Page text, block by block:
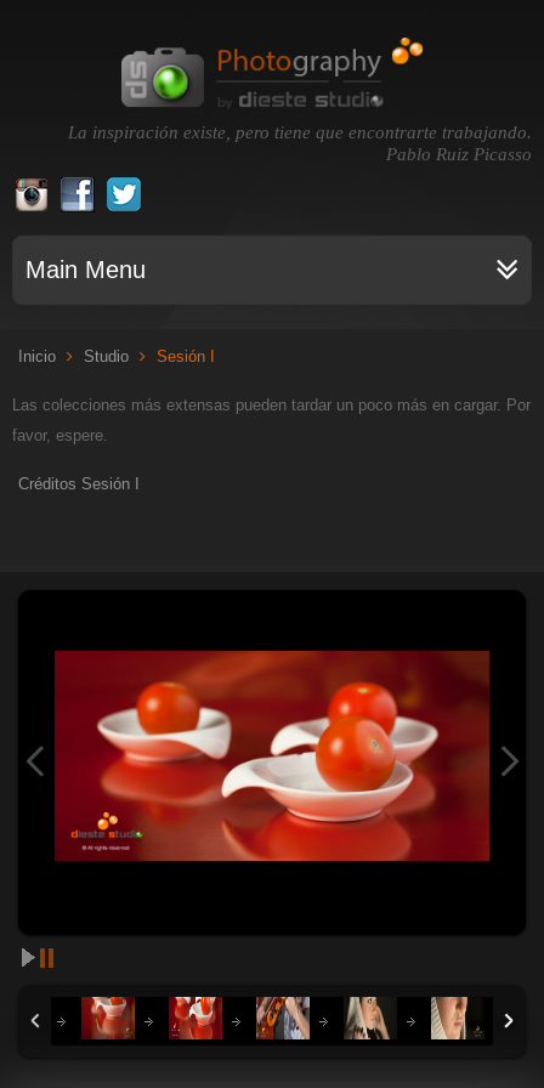
La inspiración existe, pero tiene que encontrarte trabajando.
Pablo Ruiz Picasso
Main Menu
Inicio Studio Sesión I
Las colecciones más extensas pueden tardar un poco más en cargar. Por
favor, espere.
Créditos Sesión I